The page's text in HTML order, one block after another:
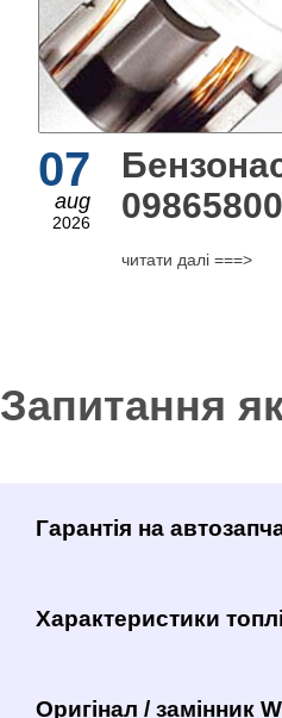
07
aug
2026
читати далі ===>
Запитання
Гарантія на
Характеристики
Оригінал / замінник